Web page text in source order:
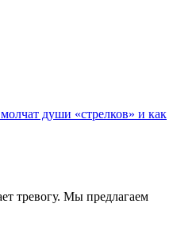
души «стрелков» и как
тревогу. Мы предлагаем